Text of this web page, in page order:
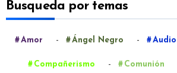
Busqueda por temas
Amor - Ángel Negro - Audio
Compañerismo - Comunión